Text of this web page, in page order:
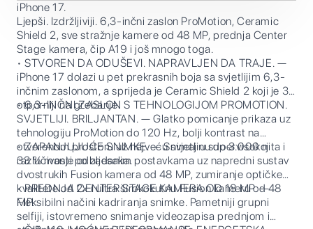
iPhone 17.
Ljepši. Izdržljiviji. 6,3-inčni zaslon ProMotion, Ceramic
Shield 2, sve stražnje kamere od 48 MP, prednja Center
Stage kamera, čip A19 i još mnogo toga.
• STVOREN DA ODUŠEVI. NAPRAVLJEN DA TRAJE. —
iPhone 17 dolazi u pet prekrasnih boja sa svjetlijim 6,3-
inčnim zaslonom, a sprijeda je Ceramic Shield 2 koji je 3x
otporniji na grebanje.
• 6,3-INČNI ZASLON S TEHNOLOGIJOM PROMOTION.
SVJETLIJI. BRILJANTAN. — Glatko pomicanje prikaza uz
tehnologiju ProMotion do 120 Hz, bolji kontrast na
otvorenom prostoru uz najveću svjetlinu do 3.000 nita i
33 % manje odbljesaka.
• ZAPANJUJUĆE SNIMKE. — Snimaj u supervisokoj
razlučivosti po zadanim postavkama uz napredni sustav
dvostrukih Fusion kamera od 48 MP, zumiranje optičke
kvalitete od 2x i ultra širokokutnu Fusion kameru od 48
MP.
• PREDNJA CENTER STAGE KAMERA OD 18 MP. —
Fleksibilni načini kadriranja snimke. Pametniji grupni
selfiji, istovremeno snimanje videozapisa prednjom i